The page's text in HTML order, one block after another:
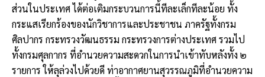
ส่วนในประเทศ ได้ต่อเติมกระบวนการนี้ทีละเล็กทีละน้อย ทั้ง
กระแสเรียกร้องของนักวิชาการและประชาชน ภาครัฐทั้งกรม
ศิลปากร กระทรวงวัฒนธรรม กระทรวงการต่างประเทศ รวมไป
ทั้งกรมศุลกากร ที่อำนวยความสะดวกในการนำเข้าทับหลังทั้ง ๒
รายการ ให้ลุล่วงไปด้วยดี ท่าอากาศยานสุวรรณภูมิที่อำนวยความ